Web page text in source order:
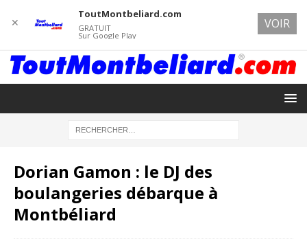
Dorian Gamon : le DJ des
boulangeries débarque à
Montbéliard
✕
ToutMontbeliard.com
GRATUIT
Sur Google Play
VOIR